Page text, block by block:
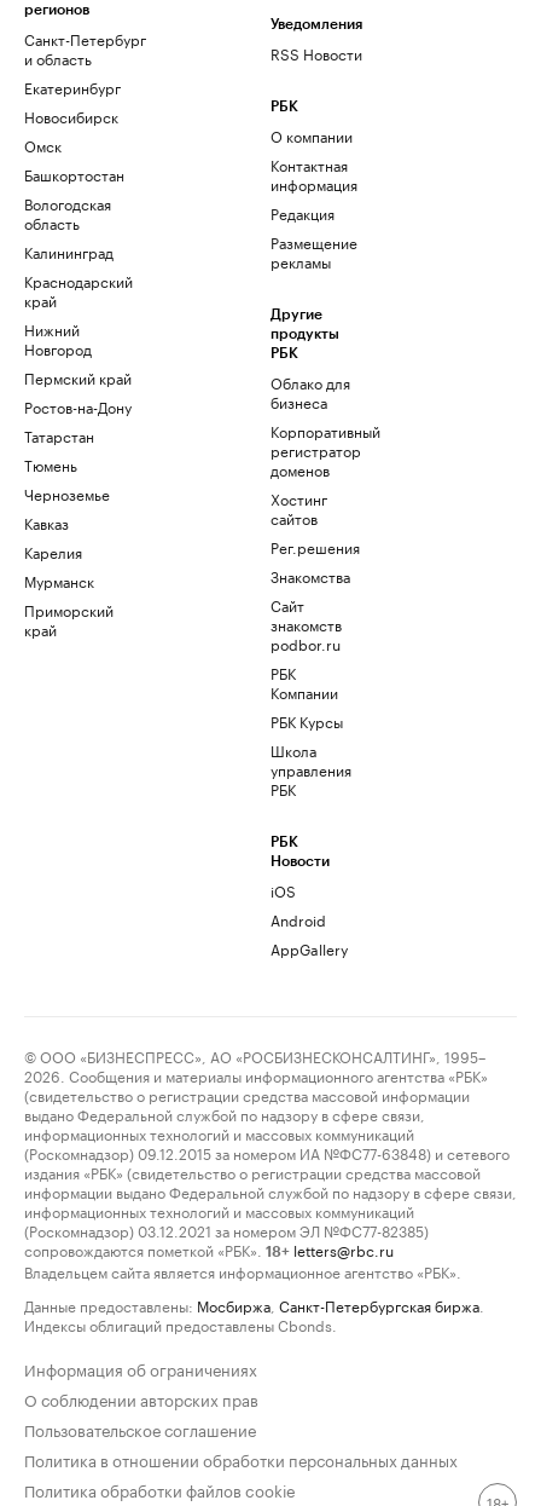
регионов
Санкт-Петербург
и область
Екатеринбург
Новосибирск
Омск
Башкортостан
Вологодская
область
Калининград
Краснодарский
край
Нижний
Новгород
Пермский край
Ростов-на-Дону
Татарстан
Тюмень
Черноземье
Кавказ
Карелия
Мурманск
Приморский
край
Уведомления
RSS Новости
РБК
О компании
Контактная
информация
Редакция
Размещение
рекламы
Другие
продукты
РБК
Облако для
бизнеса
Корпоративный
регистратор
доменов
Хостинг
сайтов
Рег.решения
Знакомства
Сайт
знакомств
podbor.ru
РБК
Компании
РБК Курсы
Школа
управления
РБК
РБК
Новости
iOS
Android
AppGallery
© ООО «БИЗНЕСПРЕСС», АО «РОСБИЗНЕСКОНСАЛТИНГ», 1995–
2026. Сообщения и материалы информационного агентства «РБК»
(свидетельство о регистрации средства массовой информации
выдано Федеральной службой по надзору в сфере связи,
информационных технологий и массовых коммуникаций
(Роскомнадзор) 09.12.2015 за номером ИА №ФС77-63848) и сетевого
издания «РБК» (свидетельство о регистрации средства массовой
информации выдано Федеральной службой по надзору в сфере связи,
информационных технологий и массовых коммуникаций
(Роскомнадзор) 03.12.2021 за номером ЭЛ №ФС77-82385)
сопровождаются пометкой «РБК».
18+ letters@rbc.ru
Владельцем сайта является информационное агентство «РБК».
Данные предоставлены: Мосбиржа Санкт-Петербургская биржа
Индексы облигаций предоставлены Cbonds.
Информация об ограничениях
О соблюдении авторских прав
Пользовательское соглашение
Политика в отношении обработки персональных данных
Политика обработки файлов cookie